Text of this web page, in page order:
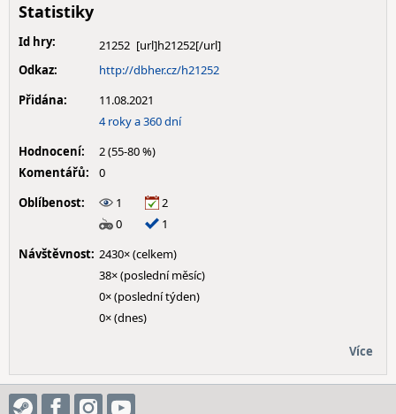
Statistiky
Id hry:
21252
Odkaz:
http://dbher.cz/h21252
Přidána:
11.08.2021
4 roky a 360 dní
Hodnocení:
2 (55-80 %)
Komentářů:
0
Oblíbenost:
1
2
0
1
Návštěvnost: 2430× (celkem)
38× (poslední měsíc)
0× (poslední týden)
0× (dnes)
Více